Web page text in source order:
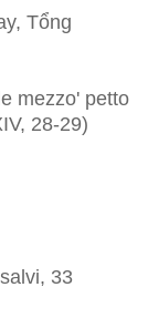
Tổng
mezzo' petto
28-29)
33